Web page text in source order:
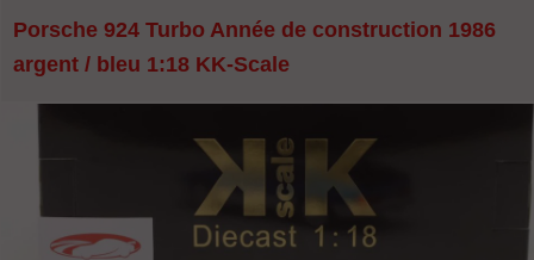
Porsche 924 Turbo Année de construction 1986
argent / bleu 1:18 KK-Scale